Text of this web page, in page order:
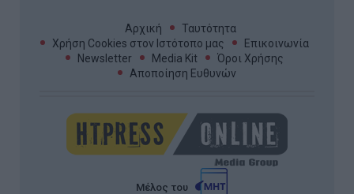
Αρχική
Ταυτότητα
Χρήση Cookies στον Ιστότοπο μας
Επικοινωνία
Newsletter
Media Kit
Όροι Χρήσης
Αποποίηση Ευθυνών
Μέλος του